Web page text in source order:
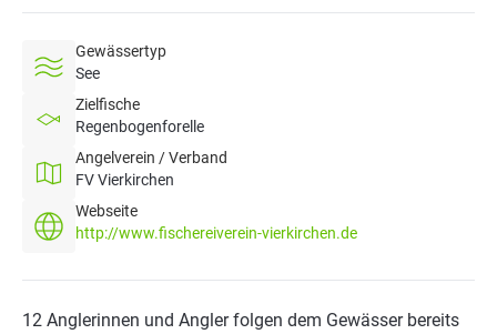
Gewässertyp
See
Zielfische
Regenbogenforelle
Angelverein / Verband
FV Vierkirchen
Webseite
http://www.fischereiverein-vierkirchen.de
12 Anglerinnen und Angler folgen dem Gewässer bereits